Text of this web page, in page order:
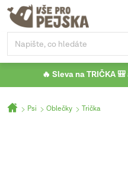
Přejít
obsah
🔥 Sleva na TRIČKA
Domů
Psi Oblečky Trička